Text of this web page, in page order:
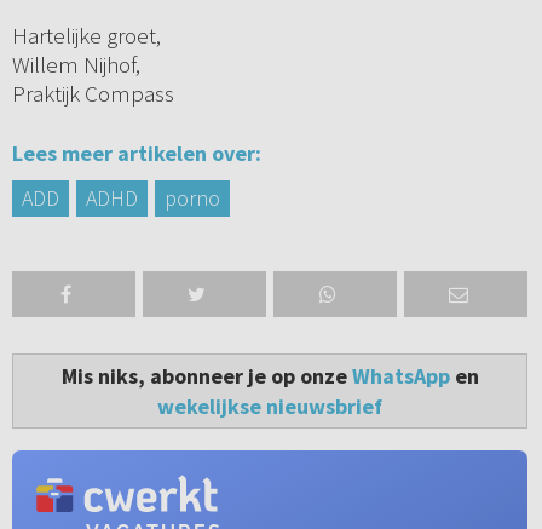
Hartelijke groet,
Willem Nijhof,
Praktijk Compass
Lees meer artikelen over:
ADD
ADHD porno
Mis niks, abonneer je op onzeWhatsAppen
wekelijkse nieuwsbrief